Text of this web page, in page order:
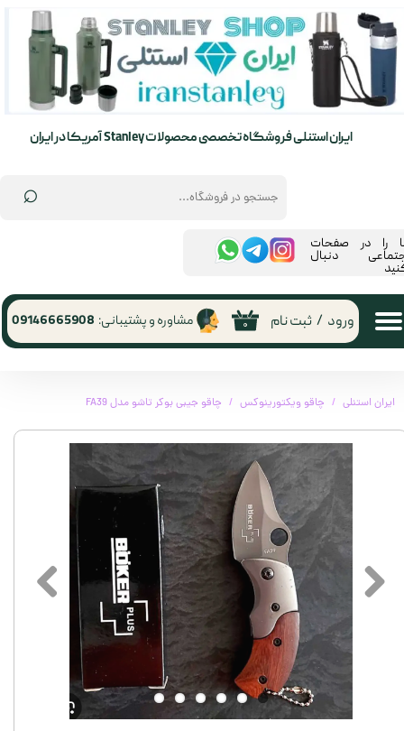
⌕
ایران استنلی فروشگاه تخصصی محصولات Stanley آمریکا در ایران
۰ ورود / ثبت نام
حساب کاربری من
تغییر گذر واژه
مشاوره و پشتیبانی: 09146665908
را در صفحات
دنبال
ایران استنلی چاقو ویکتورینوکس چاقو جیبی بوکر تاشو مدل FA39